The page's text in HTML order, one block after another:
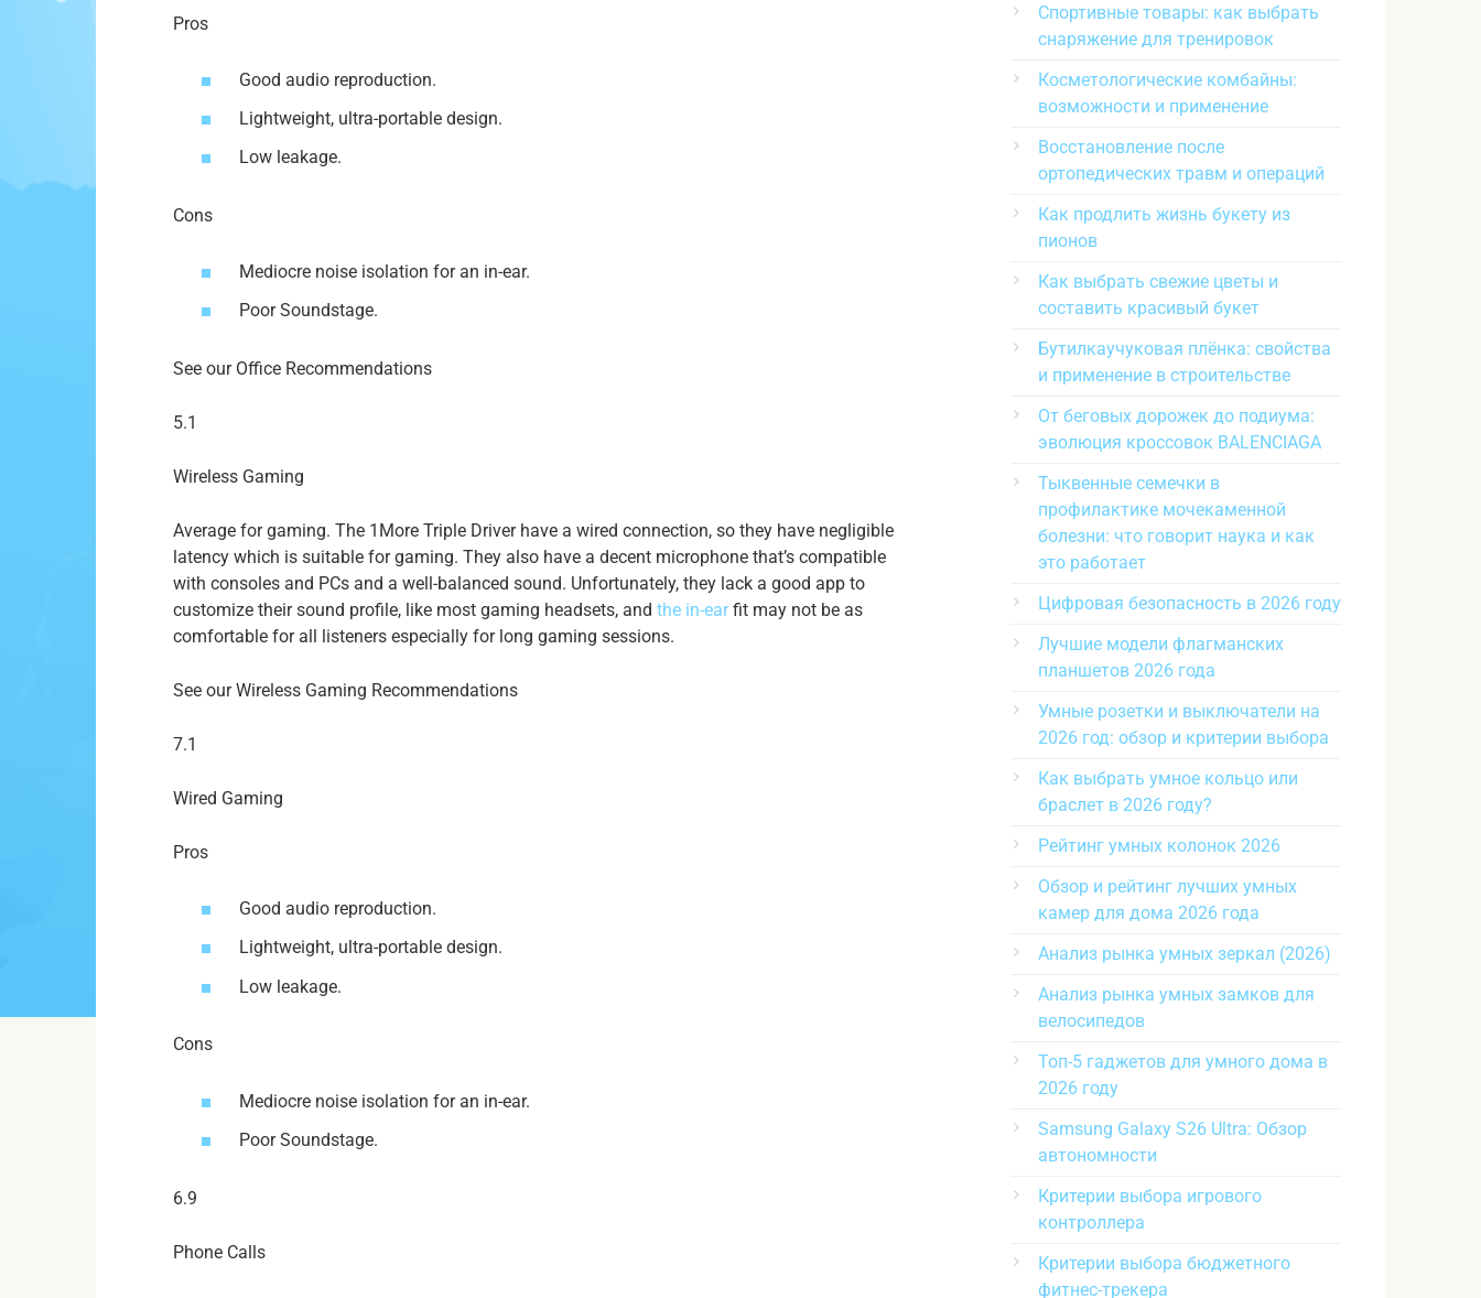
Pros
Good audio reproduction.
Lightweight, ultra-portable design.
Low leakage.
Cons
Mediocre noise isolation for an in-ear.
Poor Soundstage.
See our Office Recommendations
5.1
Wireless Gaming
Average for gaming. The 1More Triple Driver have a wired connection, so they have negligible
latency which is suitable for gaming. They also have a decent microphone that’s compatible
with consoles and PCs and a well-balanced sound. Unfortunately, they lack a good app to
customize their sound profile, like most gaming headsets, and the in-earfit may not be as
comfortable for all listeners especially for long gaming sessions.
See our Wireless Gaming Recommendations
7.1
Wired Gaming
Pros
Good audio reproduction.
Lightweight, ultra-portable design.
Low leakage.
Cons
Mediocre noise isolation for an in-ear.
Poor Soundstage.
6.9
Phone Calls
Спортивные товары: как выбрать
снаряжение для тренировок
Косметологические комбайны:
возможности и применение
Восстановление после
ортопедических травм и операций
Как продлить жизнь букету из
пионов
Как выбрать свежие цветы и
составить красивый букет
Бутилкаучуковая плёнка: свойства
и применение в строительстве
От беговых дорожек до подиума:
эволюция кроссовок BALENCIAGA
Тыквенные семечки в
профилактике мочекаменной
болезни: что говорит наука и как
это работает
Цифровая безопасность в 2026 году
Лучшие модели флагманских
планшетов 2026 года
Умные розетки и выключатели на
2026 год: обзор и критерии выбора
Как выбрать умное кольцо или
браслет в 2026 году?
Рейтинг умных колонок 2026
Обзор и рейтинг лучших умных
камер для дома 2026 года
Анализ рынка умных зеркал (2026)
Анализ рынка умных замков для
велосипедов
Топ-5 гаджетов для умного дома в
2026 году
Samsung Galaxy S26 Ultra: Обзор
автономности
Критерии выбора игрового
контроллера
Критерии выбора бюджетного
фитнес-трекера